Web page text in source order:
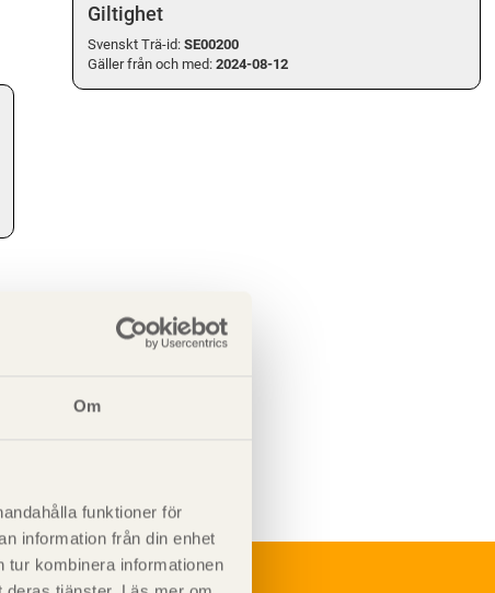
Om
funktioner för
information från din enhet
kombinera informationen
Giltighet
Svenskt Trä-id: SE00200
Gäller från och med:2024-08-12